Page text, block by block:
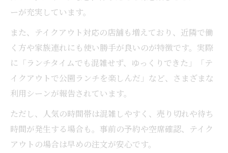
ーが充実しています。
また、テイクアウト対応の店舗も増えており、近隣で働
く方や家族連れにも使い勝手が良いのが特徴です。実際
に「ランチタイムでも混雑せず、ゆっくりできた」「テ
イクアウトで公園ランチを楽しんだ」など、さまざまな
利用シーンが報告されています。
ただし、人気の時間帯は混雑しやすく、売り切れや待ち
時間が発生する場合も。事前の予約や空席確認、テイク
アウトの場合は早めの注文が安心です。